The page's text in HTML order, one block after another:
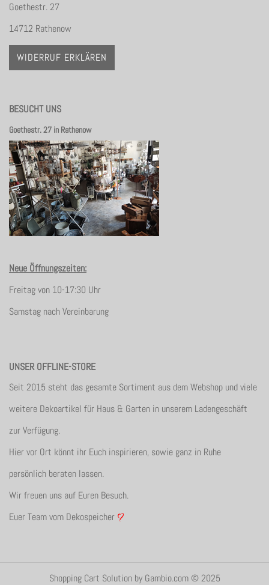
Goethestr. 27
14712 Rathenow
WIDERRUF ERKLÄREN
BESUCHT UNS
Goethestr. 27 in Rathenow
Neue Öffnungszeiten:
Freitag von 10-17:30 Uhr
Samstag nach Vereinbarung
UNSER OFFLINE-STORE
Seit 2015 steht das gesamte Sortiment aus dem Webshop und viele
weitere Dekoartikel für Haus & Garten in unserem Ladengeschäft
zur Verfügung.
Hier vor Ort könnt ihr Euch inspirieren, sowie ganz in Ruhe
persönlich beraten lassen.
Wir freuen uns auf Euren Besuch.
Euer Team vom Dekospeicher
Shopping Cart Solutionby Gambio.com © 2025